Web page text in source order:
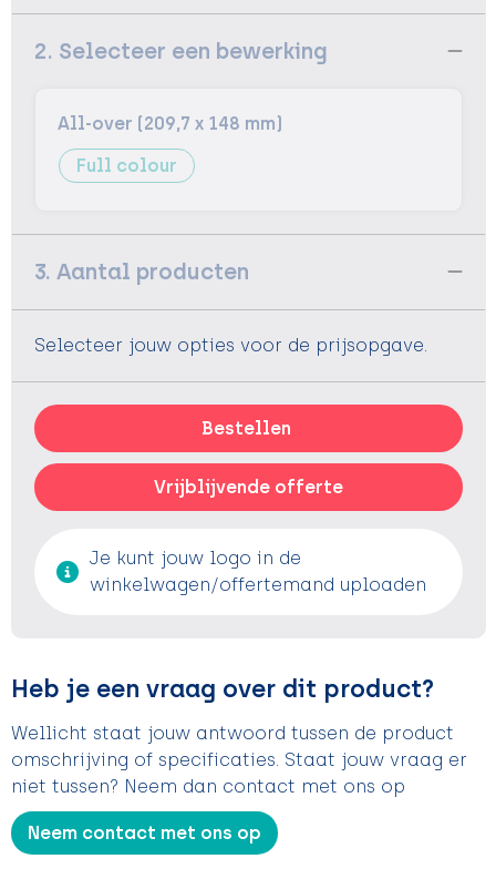
2. Selecteer een bewerking
All-over (209,7 x 148 mm)
Full colour
3. Aantal producten
Selecteer jouw opties voor de prijsopgave.
Bestellen
Vrijblijvende offerte
Je kunt jouw logo in de
winkelwagen/offertemand uploaden
Heb je een vraag over dit product?
Wellicht staat jouw antwoord tussen de product
omschrijving of specificaties. Staat jouw vraag er
niet tussen? Neem dan contact met ons op
Neem contact met ons op